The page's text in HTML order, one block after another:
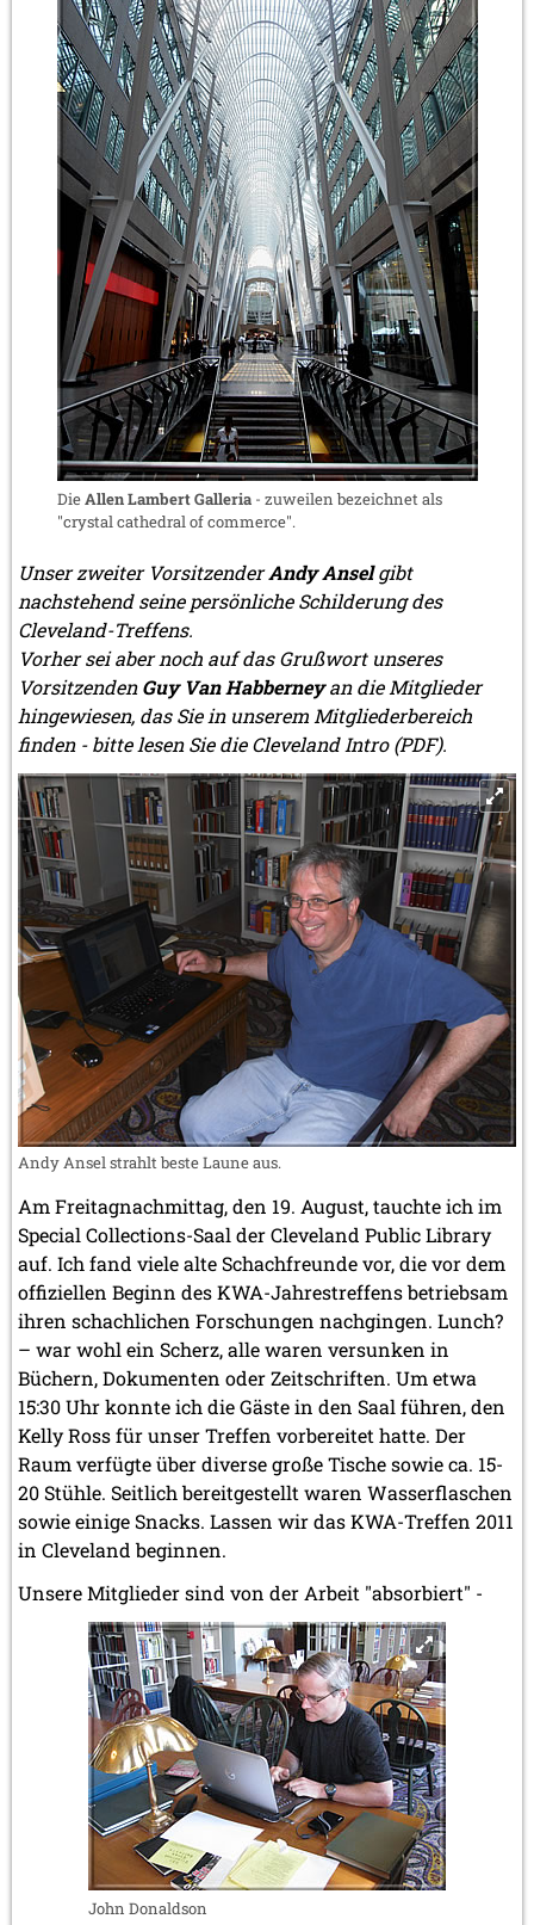
DieAllen Lambert Galleria- zuweilen bezeichnet als
"crystal cathedral of commerce".
Unser zweiter VorsitzenderAndy Anselgibt
nachstehend seine persönliche Schilderung des
Cleveland-Treffens.
Vorher sei aber noch auf das Grußwort unseres
VorsitzendenGuy Van Habberneyan die Mitglieder
hingewiesen, das Sie in unserem Mitgliederbereich
finden - bitte lesen Sie die Cleveland Intro (PDF).
Andy Ansel strahlt beste Laune aus.
Am Freitagnachmittag, den 19. August, tauchte ich im
Special Collections-Saal der Cleveland Public Library
auf. Ich fand viele alte Schachfreunde vor, die vor dem
offiziellen Beginn des KWA-Jahrestreffens betriebsam
ihren schachlichen Forschungen nachgingen. Lunch?
– war wohl ein Scherz, alle waren versunken in
Büchern, Dokumenten oder Zeitschriften. Um etwa
15:30 Uhr konnte ich die Gäste in den Saal führen, den
Kelly Ross für unser Treffen vorbereitet hatte. Der
Raum verfügte über diverse große Tische sowie ca. 15-
20 Stühle. Seitlich bereitgestellt waren Wasserflaschen
sowie einige Snacks. Lassen wir das KWA-Treffen 2011
in Cleveland beginnen.
Unsere Mitglieder sind von der Arbeit "absorbiert" -
John Donaldson